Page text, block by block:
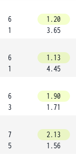
6
1
1.20
3.65
6
1
1.13
4.45
6
3
1.90
1.71
7
5
2.13
1.56